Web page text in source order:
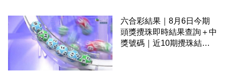
六合彩結果｜8月6日今期
頭獎攪珠即時結果查詢＋中
獎號碼｜近10期攪珠結果